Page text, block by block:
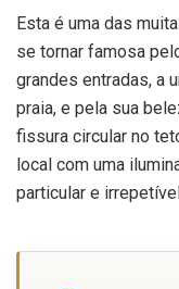
Esta é uma das
se tornar famosa
grandes entradas, a
praia, e pela sua
fissura circular no
local com uma
particular e